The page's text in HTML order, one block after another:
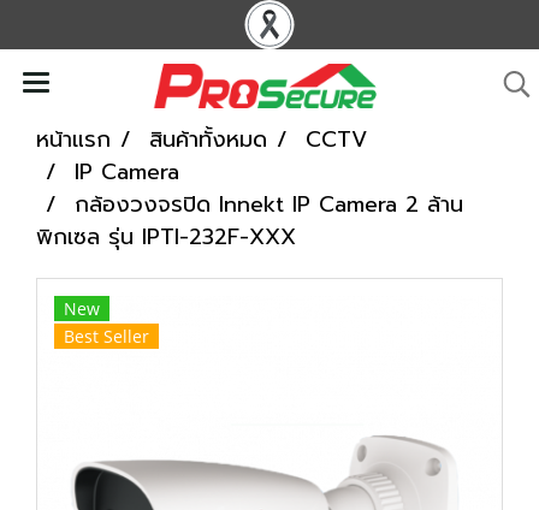
หน้าแรก สินค้าทั้งหมด
CCTV
IP Camera
กล้องวงจรปิด Innekt IP Camera 2 ล้าน
พิกเซล รุ่น IPTI-232F-XXX
New
Best Seller